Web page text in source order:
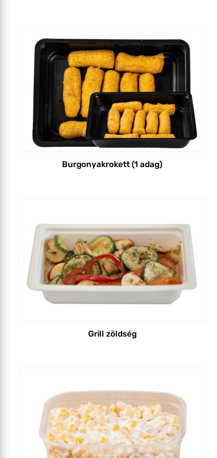
Burgonyakrokett (1 adag)
Grill zöldség